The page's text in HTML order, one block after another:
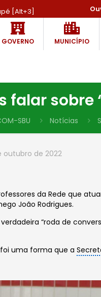
[Alt+3]
GOVERNO MUNICÍPIO
falar
SBU Notícias
outubro de 2022
da Rede que
João Rodrigues.
“roda de
uma forma que a